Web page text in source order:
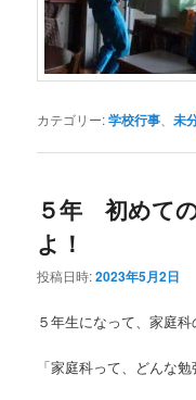
カテゴリー:学校行事 、未
５年 初めて
よ！
投稿日時:2023年5月2日
５年生になって、家庭科
「家庭科って、どんな